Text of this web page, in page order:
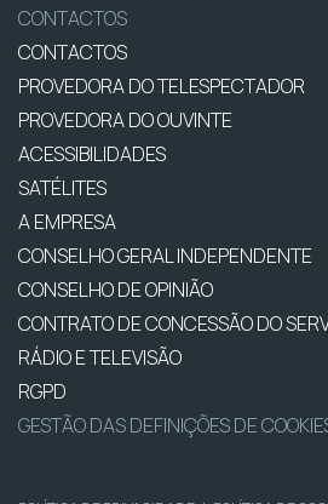
CONTACTOS
CONTACTOS
PROVEDORA DO TELESPECTADOR
PROVEDORA DO OUVINTE
ACESSIBILIDADES
SATÉLITES
A EMPRESA
CONSELHO GERAL INDEPENDENTE
CONSELHO DE OPINIÃO
CONTRATO DE CONCESSÃO DO
RÁDIO E TELEVISÃO
RGPD
GESTÃO DAS DEFINIÇÕES DE